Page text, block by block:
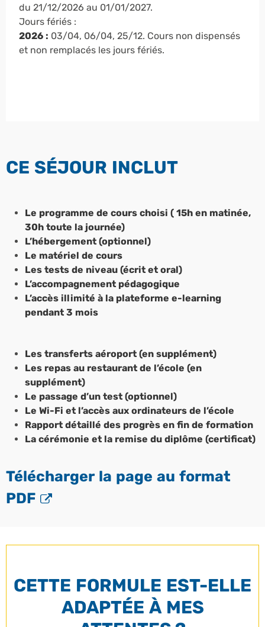
du 21/12/2026 au 01/01/2027.
Jours fériés :
2026 : 03/04, 06/04, 25/12. Cours non dispensés
et non remplacés les jours fériés.
CE SÉJOUR INCLUT
Le programme de cours choisi ( 15h en matinée,
30h toute la journée)
L’hébergement (optionnel)
Le matériel de cours
Les tests de niveau (écrit et oral)
L’accompagnement pédagogique
L’accès illimité à la plateforme e-learning
pendant 3 mois
Les transferts aéroport (en supplément)
Les repas au restaurant de l’école (en
supplément)
Le passage d’un test (optionnel)
Le Wi-Fi et l’accès aux ordinateurs de l’école
Rapport détaillé des progrès en fin de formation
La cérémonie et la remise du diplôme (certificat)
Télécharger la page au format
PDF
CETTE FORMULE EST-ELLE
ADAPTÉE À MES